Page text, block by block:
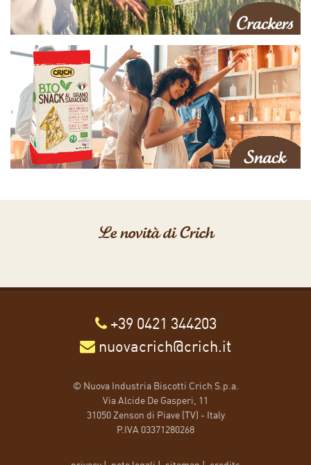
Le novità di Crich
+39 0421 344203
nuovacrich@crich.it
© Nuova Industria Biscotti Crich S.p.a.
Via Alcide De Gasperi, 11
31050 Zenson di Piave (TV) - Italy
P.IVA 03371280268